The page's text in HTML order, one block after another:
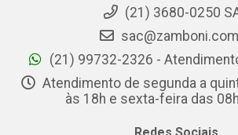
(21) 3680-0250
(21) 99732-2326 -
Atendimento de segunda a
às 18h e sexta-feira das